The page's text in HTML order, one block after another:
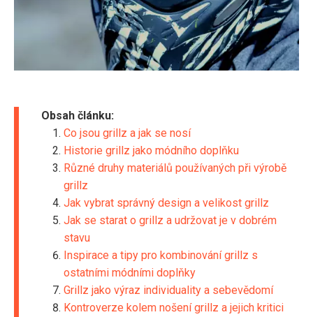
Obsah článku:
Co jsou grillz a jak se nosí
Historie grillz jako módního doplňku
Různé druhy materiálů používaných při výrobě
grillz
Jak vybrat správný design a velikost grillz
Jak se starat o grillz a udržovat je v dobrém
stavu
Inspirace a tipy pro kombinování grillz s
ostatními módními doplňky
Grillz jako výraz individuality a sebevědomí
Kontroverze kolem nošení grillz a jejich kritici